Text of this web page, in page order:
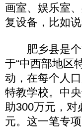
画室、娱乐室
复设备，比如
肥乡县是个
于“中西部地区
动，在每个人
特教学校。中
助300万元，对
元。这一笔专